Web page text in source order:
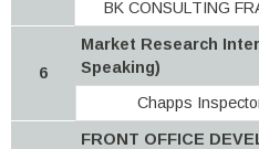
BK CONSULTING
6
Market Research
Speaking)
Chapps
FRONT OFFICE